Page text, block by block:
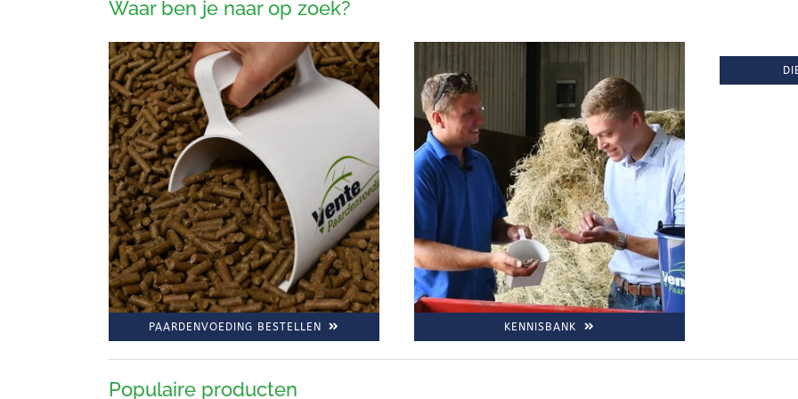
Waar ben je naar op zoek?
PAARDENVOEDING BESTELLEN KENNISBANK
Populaire producten